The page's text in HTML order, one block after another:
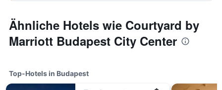
Ähnliche Hotels wie Courtyard by
Marriott Budapest City Center
Top-Hotels in Budapest